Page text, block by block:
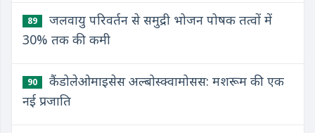
89
जलवायु परिवर्तन से समुद्री भोजन पोषक तत्वों में
30% तक की कमी
90
कैंडोलेओमाइसेस अल्बोस्क्वामोसस: मशरूम की एक
नई प्रजाति